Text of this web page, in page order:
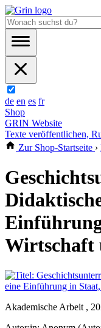
de en es fr
Shop
GRIN Website
Texte veröffentlichen,
Zur Shop-Startseite ›
Wirtschaft
Akademische Arbeit ,